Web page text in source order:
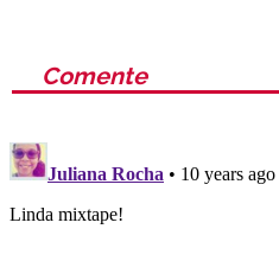
Comente